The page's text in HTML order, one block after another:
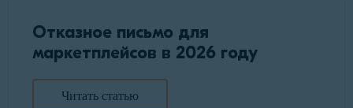
Отказное письмо для
маркетплейсов в 2026 году
Читать статью